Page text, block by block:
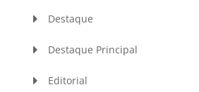
Destaque
Destaque Principal
Editorial